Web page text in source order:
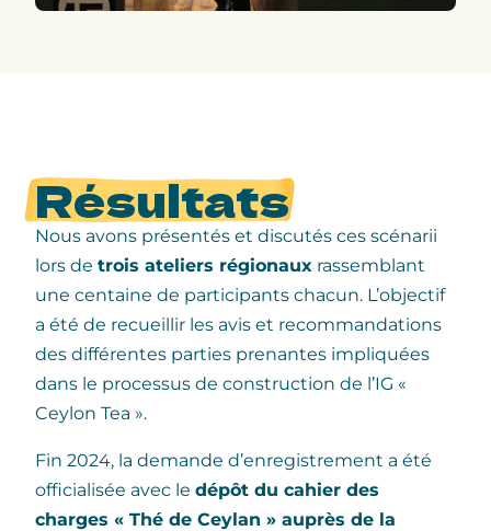
Résultats
Nous avons présentés et discutés ces scénarii
lors de trois ateliers régionaux rassemblant
une centaine de participants chacun. L’objectif
a été de recueillir les avis et recommandations
des différentes parties prenantes impliquées
dans le processus de construction de l’IG «
Ceylon Tea ».
Fin 2024, la demande d’enregistrement a été
officialisée avec le dépôt du cahier des
charges « Thé de Ceylan » auprès de la